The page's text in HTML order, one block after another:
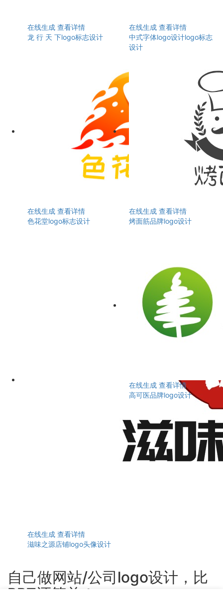
在线生成 查看详情
龙 行 天 下logo标志设计
在线生成 查看详情
中式字体logo设计logo标志
设计
在线生成 查看详情
色花堂logo标志设计
在线生成 查看详情
烤面筋品牌logo设计
在线生成 查看详情
滋味之源店铺logo头像设计
在线生成 查看详情
高可医品牌logo设计
自己做网站/公司logo设计，比